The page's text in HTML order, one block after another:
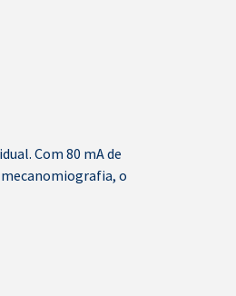
Com 80 mA de
o